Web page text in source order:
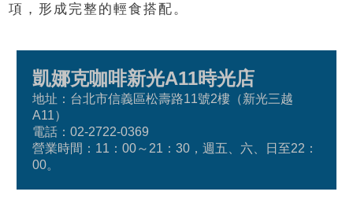
項，形成完整的輕食搭配。
凱娜克咖啡新光A11時光店
地址：台北市信義區松壽路11號2樓（新光三越
A11）
電話：02-2722-0369
營業時間：11：00～21：30，週五、六、日至22：
00。